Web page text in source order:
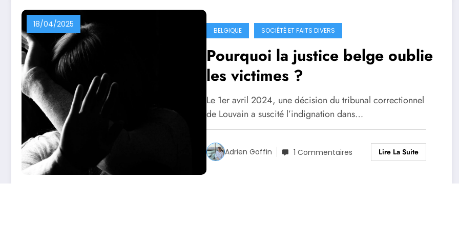
18/04/2025
BELGIQUE SOCIÉTÉ ET FAITS DIVERS
Pourquoi la justice belge oublie
les victimes ?
Le 1er avril 2024, une décision du tribunal correctionnel
de Louvain a suscité l’indignation dans…
Adrien Goffin 1 Commentaires Lire La Suite